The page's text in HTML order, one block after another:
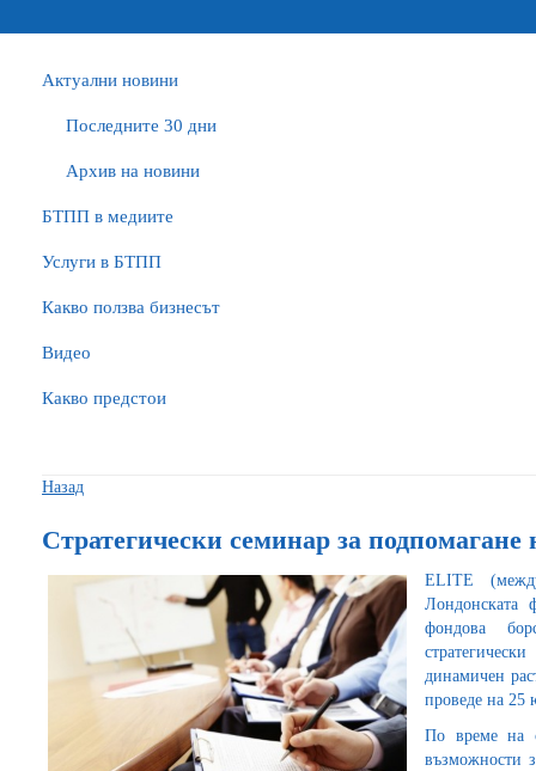
Актуални новини
Последните 30 дни
Архив на новини
БTПП в медиите
Услуги в БТПП
Какво ползва бизнесът
Видео
Какво предстои
Назад
Стратегически семинар за
ELITE
Лондонската
фондова
динамичен
проведе на 25
По време на
възможности